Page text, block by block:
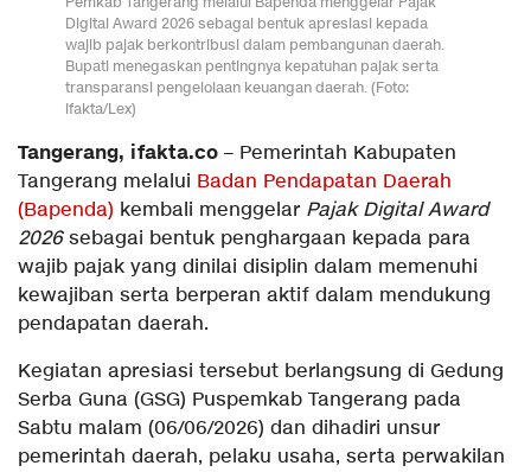
Digital Award 2026 sebagai bentuk apresiasi kepada
wajib pajak berkontribusi dalam pembangunan daerah.
Bupati menegaskan pentingnya kepatuhan pajak serta
transparansi pengelolaan keuangan daerah. (Foto:
ifakta/Lex)
Tangerang, ifakta.co – Pemerintah Kabupaten
Tangerang melalui Badan Pendapatan Daerah
(Bapenda) kembali menggelar Pajak Digital Award
2026sebagai bentuk penghargaan kepada para
wajib pajak yang dinilai disiplin dalam memenuhi
kewajiban serta berperan aktif dalam mendukung
pendapatan daerah.
Kegiatan apresiasi tersebut berlangsung di Gedung
Serba Guna (GSG) Puspemkab Tangerang pada
Sabtu malam (06/06/2026) dan dihadiri unsur
pemerintah daerah, pelaku usaha, serta perwakilan